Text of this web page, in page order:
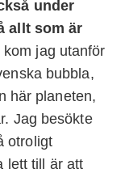
under
allt som är
jag utanför
bubbla,
här planeten,
Jag besökte
otroligt
lett till är att